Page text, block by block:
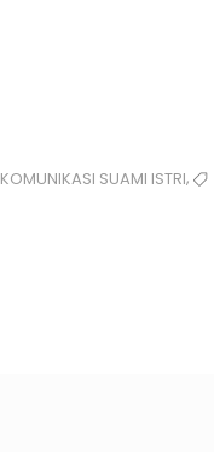
KOMUNIKASI SUAMI ISTRI,